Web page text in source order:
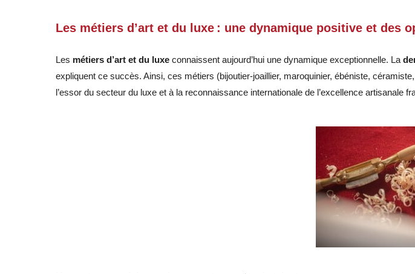
Les métiers d’art et du luxe : une dynamique positive et des
Les métiers d’art et du luxe connaissent aujourd’hui une dynamique exceptionnelle. La
expliquent ce succès. Ainsi, ces métiers (bijoutier-joaillier, maroquinier, ébéniste,
l’essor du secteur du luxe et à la reconnaissance internationale de l’excellence artisanale